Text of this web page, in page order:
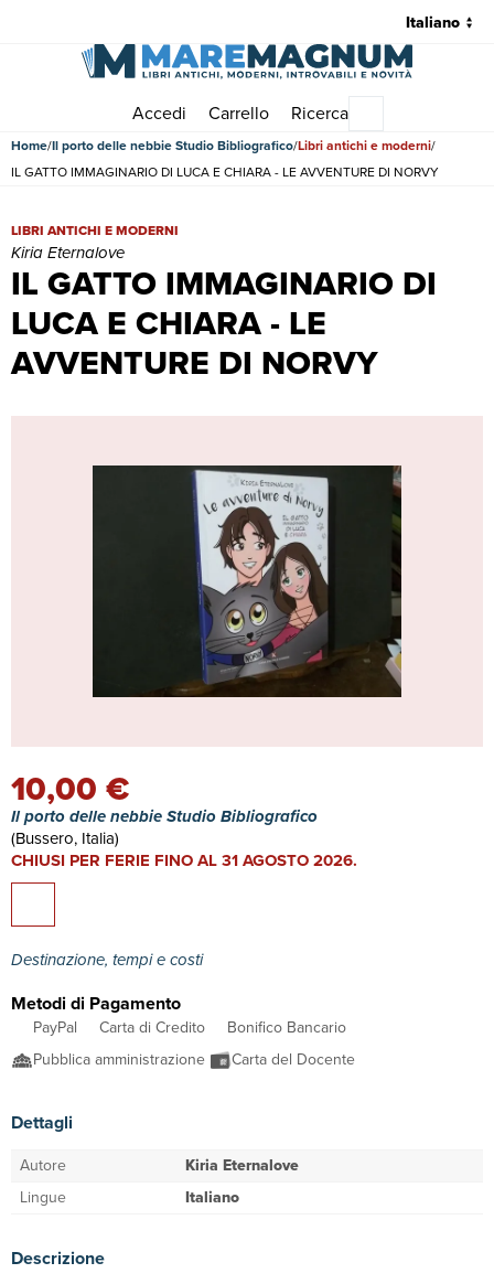
Accedi Carrello Ricerca
Home Il porto delle nebbie Studio Bibliografico Libri antichi e moderni
IL GATTO IMMAGINARIO DI LUCA E CHIARA - LE AVVENTURE DI NORVY
IL GATTO IMMAGINARIO DI
LUCA E CHIARA - LE
AVVENTURE DI NORVY
IL GATTO IMMAGINARIO DI LUCA E CHIARA - LE AVVENTURE
LIBRI ANTICHI E MODERNI
Kiria Eternalove
10,00 €
Il porto delle nebbie Studio Bibliografico
(Bussero, Italia)
CHIUSI PER FERIE FINO AL 31 AGOSTO 2026.
Destinazione, tempi e costi
Metodi di Pagamento
PayPal Carta di Credito
Bonifico Bancario
Pubblica amministrazione
Carta del Docente
Dettagli
Autore
Kiria Eternalove
Lingue
Italiano
Descrizione